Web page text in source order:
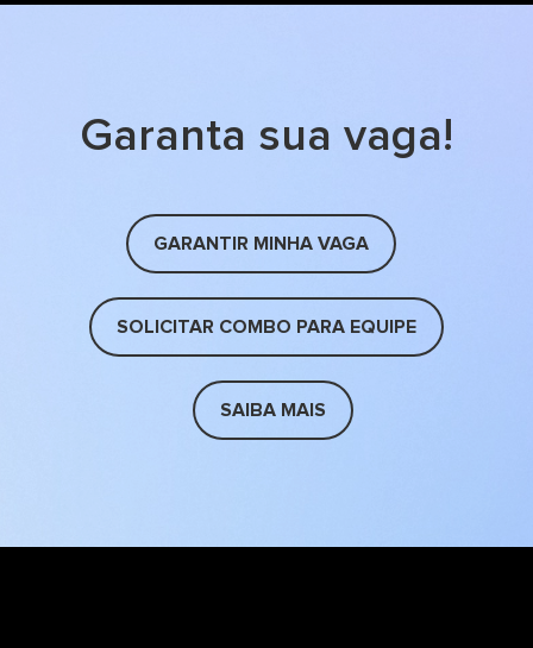
Garanta sua vaga!
GARANTIR MINHA VAGA
SOLICITAR COMBO PARA EQUIPE
SAIBA MAIS